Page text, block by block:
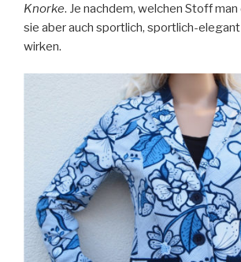
Knorke. Je nachdem, welchen Stoff man
sie aber auch sportlich, sportlich-
wirken.